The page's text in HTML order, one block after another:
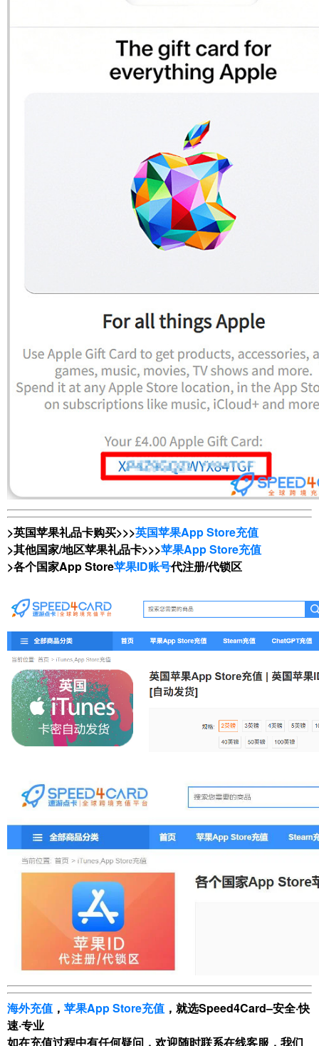
>英国苹果礼品卡购买>>>英国苹果App Store充值
>其他国家/地区苹果礼品卡>>>苹果App Store充值
>各个国家App Store苹果ID账号代注册/代锁区
海外充值 ， 苹果App Store充值 ，就选Speed4Card–安全·快
速·专业
如在充值过程中有任何疑问，欢迎随时联系在线客服，我们